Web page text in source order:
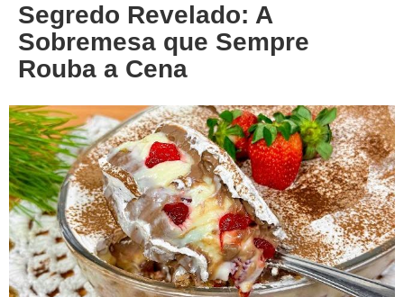
Segredo Revelado: A
Sobremesa que Sempre
Rouba a Cena